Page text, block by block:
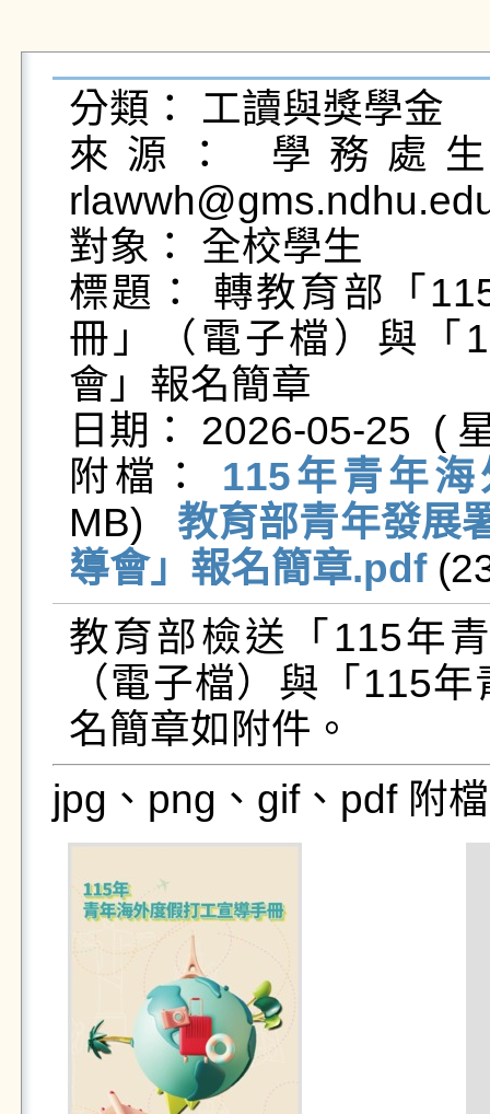
分類： 工讀與獎學金
來源： 學務處
對象： 全校學生
標題： 轉教育部「
冊」（電子檔）與「
會」報名簡章
日期： 2026-05-25  (
附檔： 115年青年
MB) 教育部青年發展
導會」報名簡章.pdf
教育部檢送「115年
（電子檔）與「115
名簡章如附件。
jpg、png、gif、pdf 附